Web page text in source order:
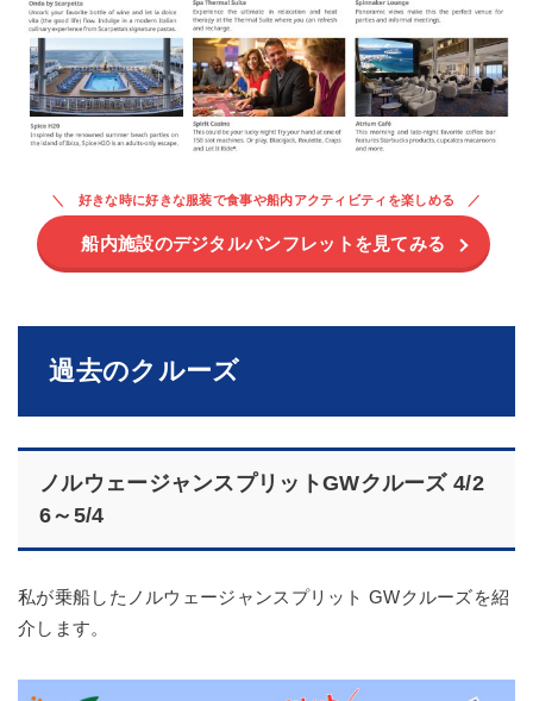
好きな時に好きな服装で食事や船内アクティビティを楽しめる
船内施設のデジタルパンフレットを見てみる
過去のクルーズ
ノルウェージャンスプリットGWクルーズ 4/2
6～5/4
私が乗船したノルウェージャンスプリット GWクルーズを紹
介します。